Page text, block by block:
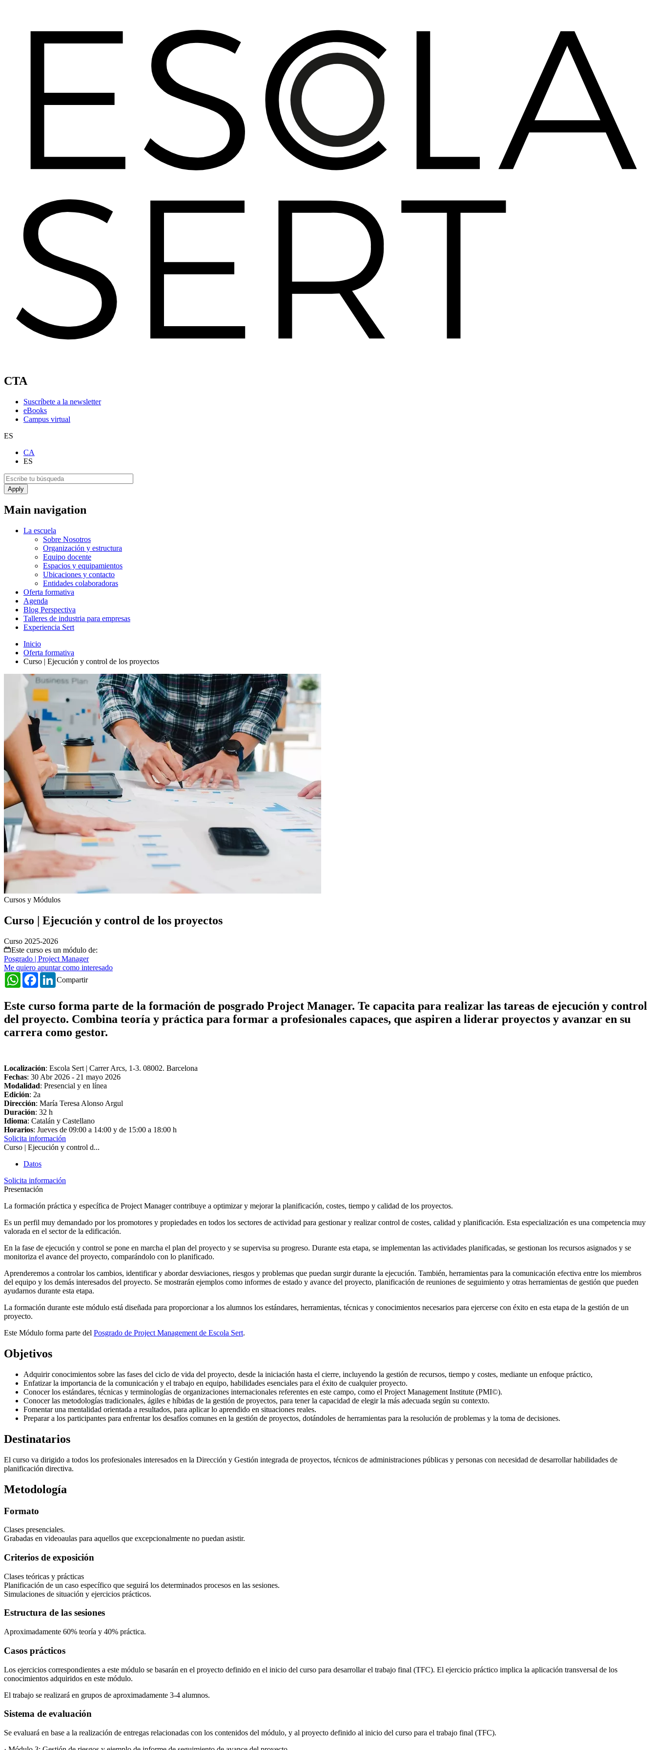
CTA
Suscríbete a la newsletter
eBooks
Campus virtual
ES
CA
ES
Main navigation
La escuela
Sobre Nosotros
Organización y estructura
Equipo docente
Espacios y equipamientos
Ubicaciones y contacto
Entidades colaboradoras
Oferta formativa
Agenda
Blog Perspectiva
Talleres de industria para empresas
Experiencia Sert
Inicio
Oferta formativa
Curso | Ejecución y control de los proyectos
Cursos y Módulos
Curso | Ejecución y control de los proyectos
Curso 2025-2026
Este curso es un módulo de:
Posgrado | Project Manager
Me quiero apuntar como interesado
Compartir
WhatsAppFacebookLinkedIn
Este curso forma parte de la formación de posgrado Project Manager. Te capacita para realizar las tareas de ejecución y control
del proyecto. Combina teoría y práctica para formar a profesionales capaces, que aspiren a liderar proyectos y avanzar en su
carrera como gestor.
Localización: Escola Sert | Carrer Arcs, 1-3. 08002. Barcelona
Fechas: 30 Abr 2026 - 21 mayo 2026
Modalidad: Presencial y en línea
Edición: 2a
Dirección: María Teresa Alonso Argul
Duración: 32 h
Idioma: Catalán y Castellano
Horarios: Jueves de 09:00 a 14:00 y de 15:00 a 18:00 h
Solicita información
Curso | Ejecución y control d...
Datos
Solicita información
Presentación
La formación práctica y específica de Project Manager contribuye a optimizar y mejorar la planificación, costes, tiempo y calidad de los proyectos.
Es un perfil muy demandado por los promotores y propiedades en todos los sectores de actividad para gestionar y realizar control de costes, calidad y planificación. Esta especialización es una competencia muy
valorada en el sector de la edificación.
En la fase de ejecución y control se pone en marcha el plan del proyecto y se supervisa su progreso. Durante esta etapa, se implementan las actividades planificadas, se gestionan los recursos asignados y se
monitoriza el avance del proyecto, comparándolo con lo planificado.
Aprenderemos a controlar los cambios, identificar y abordar desviaciones, riesgos y problemas que puedan surgir durante la ejecución. También, herramientas para la comunicación efectiva entre los miembros
del equipo y los demás interesados del proyecto. Se mostrarán ejemplos como informes de estado y avance del proyecto, planificación de reuniones de seguimiento y otras herramientas de gestión que pueden
ayudarnos durante esta etapa.
La formación durante este módulo está diseñada para proporcionar a los alumnos los estándares, herramientas, técnicas y conocimientos necesarios para ejercerse con éxito en esta etapa de la gestión de un
proyecto.
Este Módulo forma parte del Posgrado de Project Management de Escola Sert.
Objetivos
Adquirir conocimientos sobre las fases del ciclo de vida del proyecto, desde la iniciación hasta el cierre, incluyendo la gestión de recursos, tiempo y costes, mediante un enfoque práctico,
Enfatizar la importancia de la comunicación y el trabajo en equipo, habilidades esenciales para el éxito de cualquier proyecto.
Conocer los estándares, técnicas y terminologías de organizaciones internacionales referentes en este campo, como el Project Management Institute (PMI©).
Conocer las metodologías tradicionales, ágiles e híbidas de la gestión de proyectos, para tener la capacidad de elegir la más adecuada según su contexto.
Fomentar una mentalidad orientada a resultados, para aplicar lo aprendido en situaciones reales.
Preparar a los participantes para enfrentar los desafíos comunes en la gestión de proyectos, dotándoles de herramientas para la resolución de problemas y la toma de decisiones.
Destinatarios
El curso va dirigido a todos los profesionales interesados en la Dirección y Gestión integrada de proyectos, técnicos de administraciones públicas y personas con necesidad de desarrollar habilidades de
planificación directiva.
Metodología
Formato
Clases presenciales.
Grabadas en videoaulas para aquellos que excepcionalmente no puedan asistir.
Criterios de exposición
Clases teóricas y prácticas
Planificación de un caso específico que seguirá los determinados procesos en las sesiones.
Simulaciones de situación y ejercicios prácticos.
Estructura de las sesiones
Aproximadamente 60% teoría y 40% práctica.
Casos prácticos
Los ejercicios correspondientes a este módulo se basarán en el proyecto definido en el inicio del curso para desarrollar el trabajo final (TFC). El ejercicio práctico implica la aplicación transversal de los
conocimientos adquiridos en este módulo.
El trabajo se realizará en grupos de aproximadamente 3-4 alumnos.
Sistema de evaluación
Se evaluará en base a la realización de entregas relacionadas con los contenidos del módulo, y al proyecto definido al inicio del curso para el trabajo final (TFC).